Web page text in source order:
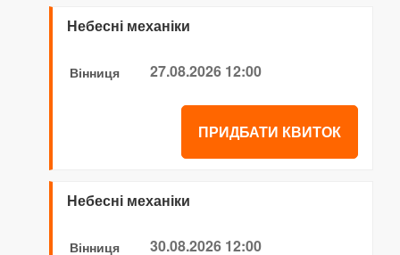
Небесні механіки
Вінниця 27.08.2026 12:00
ПРИДБАТИ КВИТОК
Небесні механіки
Вінниця 30.08.2026 12:00